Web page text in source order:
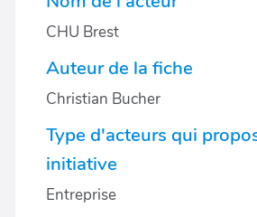
CHU Brest
Auteur de la fiche
Christian Bucher
Type d'acteurs qui
initiative
Entreprise